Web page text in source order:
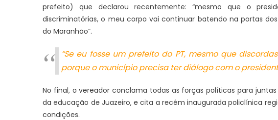
prefeito) que declarou recentemente: “mesmo que o
discriminatórias, o meu corpo vai continuar batendo na portas
do Maranhão”.
“Se eu fosse um prefeito do PT, mesmo que
porque o município precisa ter diálogo com o
No final, o vereador conclama todas as forças políticas para
da educação de Juazeiro, e cita a recém inaugurada policlínica
condições.
Juazeiro: Vídeo expõe comércio
esvaziado na cidade e reacende
uma crise econômica
Juazeiro: Candidatos a
estadual estão aptos para
TCU